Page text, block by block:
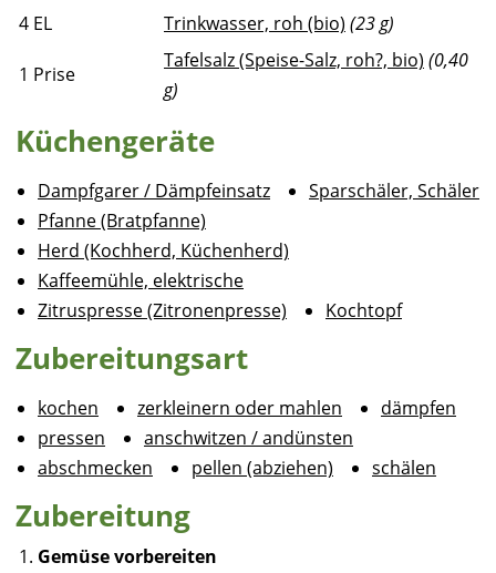
4 EL Trinkwasser, roh (bio) (23 g)
1 Prise
Tafelsalz (Speise-Salz, roh?, bio) (0,40
g)
Küchengeräte
Dampfgarer / Dämpfeinsatz
Sparschäler, Schäler
Pfanne (Bratpfanne)
Herd (Kochherd, Küchenherd)
Kaffeemühle, elektrische
Zitruspresse (Zitronenpresse)
Kochtopf
Zubereitungsart
kochen zerkleinern oder mahlen
dämpfen
pressen
anschwitzen / andünsten
abschmecken
pellen (abziehen) schälen
Zubereitung
Gemüse vorbereiten